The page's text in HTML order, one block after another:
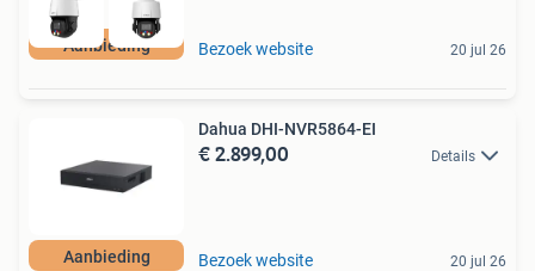
Aanbieding Bezoek website 20 jul 26
Aanbieding
Dahua DHI-NVR5864-EI
€ 2.899,00 Details
Bezoek website 20 jul 26